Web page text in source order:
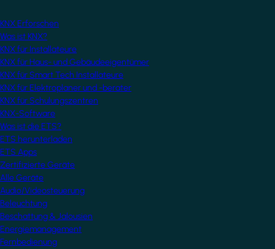
KNX Erforschen
Was ist KNX?
KNX für Installateure
KNX für Haus- und Gebäudeeigentümer
KNX für Smart Tech Installateure
KNX für Elektroplaner und -berater
KNX für Schulungszentren
KNX-Software
Was ist die ETS?
ETS herunterladen
ETS Apps
Zertifizierte Geräte
Alle Geräte
Audio/Videosteuerung
Beleuchtung
Beschattung & Jalousien
Energiemanagement
Fernbedienung